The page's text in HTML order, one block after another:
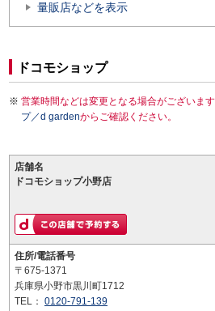
量販店などを表示
ドコモショップ
営業時間などは変更となる場合がございま
プ／d gardenからご確認ください。
店舗名
ドコモショップ小野店
住所/電話番号
〒675-1371
兵庫県小野市黒川町1712
TEL： 0120-791-139